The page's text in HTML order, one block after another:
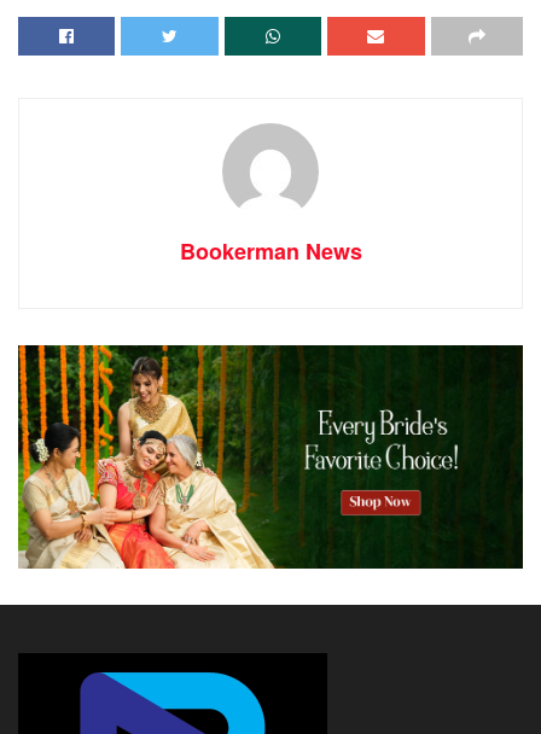
പ്രമുഖ താരങ്ങൾ മാറ്റുരക്കുന്ന ചിത്രം ‘വരാൽ’
തീയേറ്ററിലെത്തുന്നു. അനൂപ് മേനോൻ, പ്രകാശ് രാജ്,
സണ്ണി വെയ്ൻ എന്നിവർ പ്രധാന കഥാപാത്രങ്ങളാകുന്ന
ചിത്രം സംവിധാനം ചെയ്തിരിക്കുന്നത് കണ്ണനാണ്.
മലയാളികളുടെ പ്രിയ സംവിധായകൻ കണ്ണൻ
എന്നുമാത്രമാക്കി ചുരുക്കിയിട്ടുണ്ട്. തെന്നിന്ത്യയിലെ
അമ്പതോളം പ്രമുഖ താരങ്ങളാണ് ചിത്രത്തിൽ
അണിനിരക്കുന്നത്. ‘കേരള രാഷ്ട്രീയത്തിൽ വെച്ച ഏറ്റവും
Bookerman News